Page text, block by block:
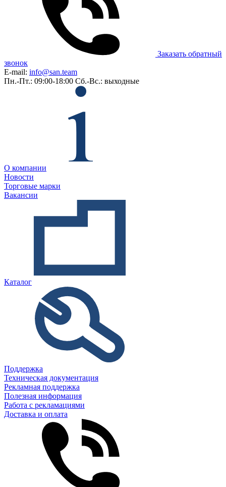
Заказать обратный
звонок
E-mail: info@san.team
Пн.-Пт.: 09:00-18:00 Сб.-Вс.: выходные
О компании
Новости
Торговые марки
Вакансии
Каталог
Поддержка
Техническая документация
Рекламная поддержка
Полезная информация
Работа с рекламациями
Доставка и оплата